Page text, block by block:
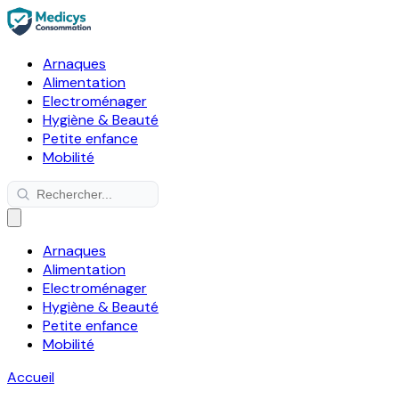
Arnaques
Alimentation
Electroménager
Hygiène & Beauté
Petite enfance
Mobilité
Arnaques
Alimentation
Electroménager
Hygiène & Beauté
Petite enfance
Mobilité
Accueil